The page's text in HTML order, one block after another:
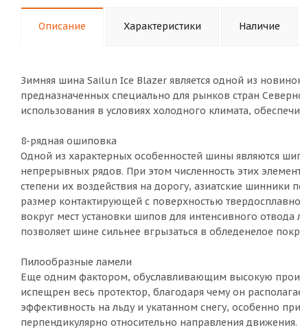
Описание Характеристики Наличие
Зимняя шина Sailun Ice Blazer является одной из
предназначенных специально для рынков стран
использования в условиях холодного климата,
8-рядная ошиповка
Одной из характерных особенностей шины являются
непрерывных рядов. При этом численность этих
степени их воздействия на дорогу, азиатские шинники
размер контактирующей с поверхностью
вокруг мест установки шипов для интенсивного
позволяет шине сильнее вгрызаться в обледенелое
Пилообразные ламели
Еще одним фактором, обуславливающим высокую
испещрен весь протектор, благодаря чему он
эффективность на льду и укатанном снегу, особенно
перпендикулярно относительно направления движения.